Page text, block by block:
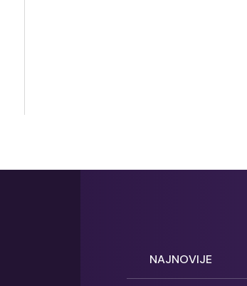
NAJNOVIJE